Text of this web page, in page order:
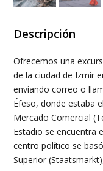
Descripción
Ofrecemos una
de la ciudad de Izmir
enviando correo o
Éfeso, donde estaba
Mercado Comercial
Estadio se encuentra
centro político se
Superior